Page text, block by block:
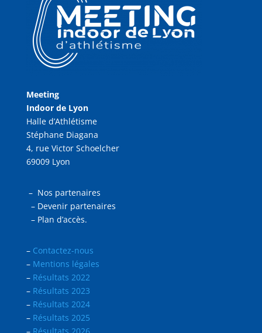
Meeting
Indoor de Lyon
Halle d’Athlétisme
Stéphane Diagana
4, rue Victor Schoelcher
69009 Lyon
– Nos partenaires
– Devenir partenaires
– Plan d’accès.
– Contactez-nous
– Mentions légales
– Résultats 2022
– Résultats 2023
– Résultats 2024
– Résultats 2025